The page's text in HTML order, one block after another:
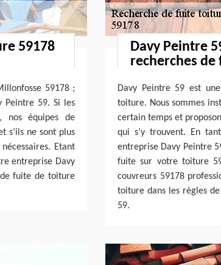
59178
59178 ;
Peintre 59. Si les
nos équipes de
s’ils ne sont plus
Etant
entreprise Davy
fuite de toiture
Davy Peintre
recherches
Davy Peintre 59 est
toiture. Nous sommes
certain temps et
qui s’y trouvent. En
entreprise Davy Peintre
fuite sur votre toiture
couvreurs 59178
toiture dans les règles
59.